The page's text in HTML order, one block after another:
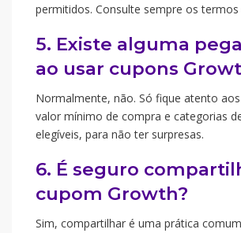
permitidos. Consulte sempre os termos
5. Existe alguma
ao usar cupons
Normalmente, não. Só fique atento
valor mínimo de compra e categorias
elegíveis, para não ter surpresas.
6. É seguro
cupom Growth?
Sim, compartilhar é uma prática